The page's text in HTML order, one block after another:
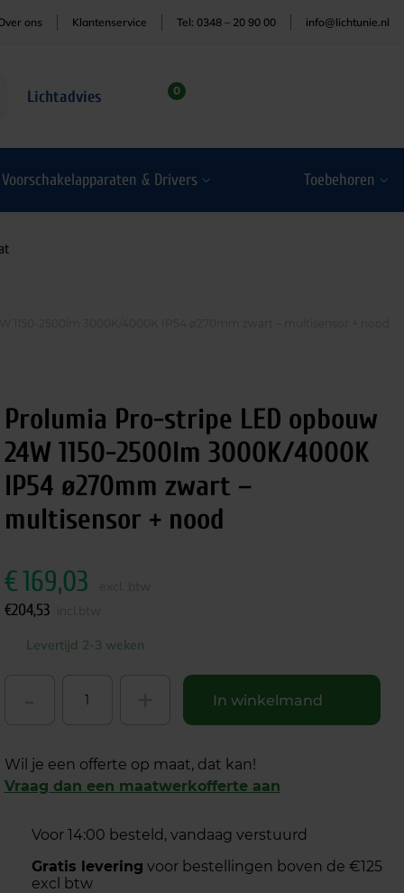
ons Klantenservice Tel: 0348 – 20 90 00 info@lichtunie.nl
Lichtadvies 0
Voorschakelapparaten & Drivers Toebehoren
Prolumia Pro-stripe LED opbouw
24W 1150-2500lm 3000K/4000K
IP54 ø270mm zwart –
multisensor + nood
€169,03
€204,53
Levertijd 2-3 weken
In winkelmand
Wil je een offerte op maat, dat kan!
Vraag dan een maatwerkofferte aan
Voor 14:00 besteld, vandaag verstuurd
Gratis levering voor bestellingen boven de €125
excl btw